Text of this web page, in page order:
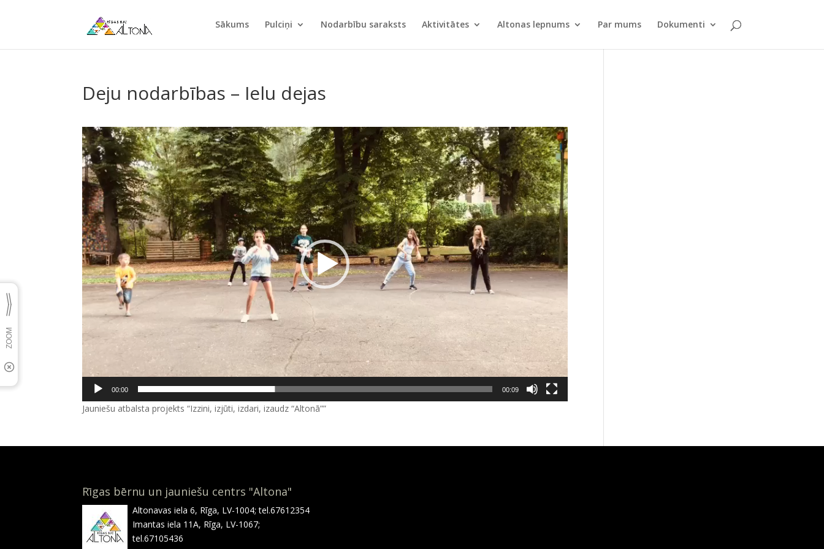
Sākums Pulciņi Nodarbību saraksts Aktivitātes Altonas lepnums Par mums Dokumenti
Deju nodarbības – Ielu dejas
Video
Player
00:00 00:09
Jauniešu atbalsta projekts “Izzini, izjūti, izdari, izaudz “Altonā””
Rīgas bērnu un jauniešu centrs "Altona"
Altonavas iela 6, Rīga, LV-1004; tel.67612354
Imantas iela 11A, Rīga, LV-1067;
tel.67105436